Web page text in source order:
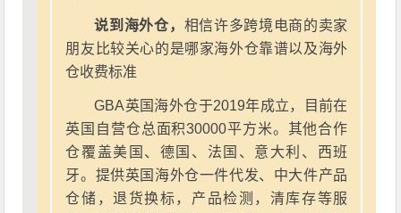
说到海外仓， 相信许多跨境电商的卖家
朋友比较关心的是哪家海外仓靠谱以及海外
仓收费标准
GBA英国海外仓于2019年成立，目前在
英国自营仓总面积30000平方米。其他合作
仓覆盖美国、德国、法国、意大利、西班
牙。提供英国海外仓一件代发、中大件产品
仓储，退货换标，产品检测，清库存等服